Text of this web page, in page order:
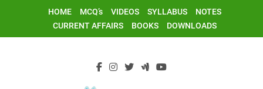
HOME MCQ’s VIDEOS SYLLABUS
NOTES
CURRENT AFFAIRS
BOOKS DOWNLOADS